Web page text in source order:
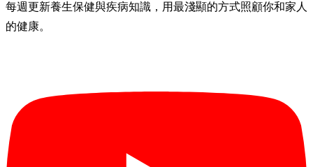
每週更新養生保健與疾病知識，用最淺顯的方式照顧你和家人
的健康。